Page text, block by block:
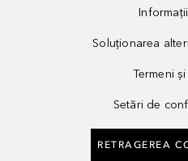
Soluționarea
Termeni
Setări de
RETRAGEREA